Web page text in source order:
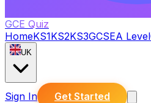
GCE Quiz
HomeKS1KS2KS3GCSEA Level
UK
Sign In Get Started